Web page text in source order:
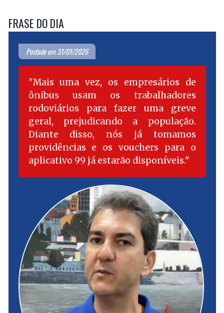
FRASE DO DIA
Postado em 31/01/2026
Mais uma vez, os empresários de
ônibus usam os trabalhadores
rodoviários para fazer uma greve
geral, prejudicando a população.
Diante disso, nós já tomamos
providências e os vouchers para o
aplicativo 99 já estarão disponíveis.